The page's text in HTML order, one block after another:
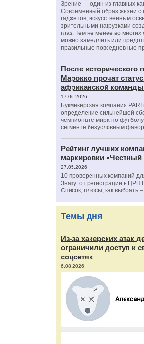
Зрение — один из главных
Современный образ жизни с
гаджетов, искусственным
зрительными нагрузками
глаз. Тем не менее во
можно замедлить или
правильные повседневные
После исторического
Марокко прочат
африканской
17.06.2026
Букмекерская компания
определение сильнейшей
чемпионате мира по
сегменте безусловным
Рейтинг лучших
маркировки «Честный
27.05.2026
10 проверенных компаний
Знаку: от регистрации в
Список, плюсы, как выбрать
Темы дня
Из‑за хакерских атак
ограничили доступ к
соцсетях
6.08.2026